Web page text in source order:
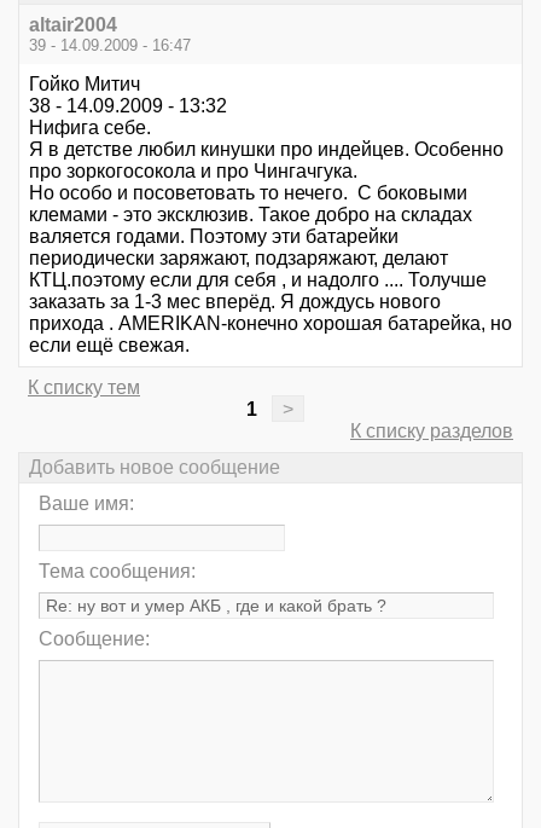
altair2004
39 - 14.09.2009 - 16:47
Гойко Митич
38 - 14.09.2009 - 13:32
Нифига себе.
Я в детстве любил кинушки про индейцев. Особенно
про зоркогосокола и про Чингачгука.
Но особо и посоветовать то нечего. С боковыми
клемами - это эксклюзив. Такое добро на складах
валяется годами. Поэтому эти батарейки
периодически заряжают, подзаряжают, делают
КТЦ.поэтому если для себя , и надолго .... Толучше
заказать за 1-3 мес вперёд. Я дождусь нового
прихода . AMERIKAN-конечно хорошая батарейка, но
если ещё свежая.
К списку тем
1
>
К списку разделов
Добавить новое сообщение
Ваше имя:
Тема сообщения:
Сообщение: